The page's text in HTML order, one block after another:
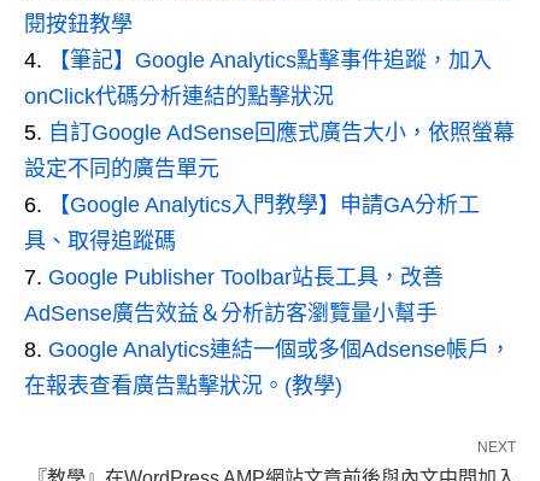
閱按鈕教學
【筆記】Google Analytics點擊事件追蹤，加入
onClick代碼分析連結的點擊狀況
自訂Google AdSense回應式廣告大小，依照螢幕
設定不同的廣告單元
【Google Analytics入門教學】申請GA分析工
具、取得追蹤碼
Google Publisher Toolbar站長工具，改善
AdSense廣告效益＆分析訪客瀏覽量小幫手
Google Analytics連結一個或多個Adsense帳戶，
在報表查看廣告點擊狀況。(教學)
NEXT